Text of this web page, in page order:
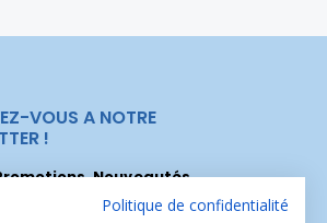
VOUS A NOTRE
!
Nouveautés...
vous maintenant pour recevoir
Politique de confidentialité